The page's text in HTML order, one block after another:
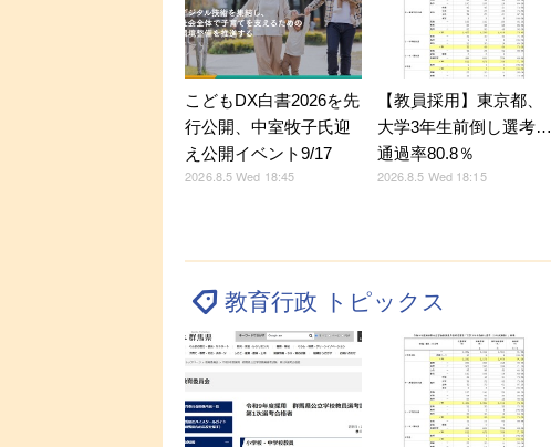
こどもDX白書2026を先
行公開、中室牧子氏迎
え公開イベント9/17
2026.8.5 Wed 18:45
【教員採用】東京都、
大学3年生前倒し選考…
通過率80.8％
2026.8.5 Wed 18:15
教育行政 トピックス